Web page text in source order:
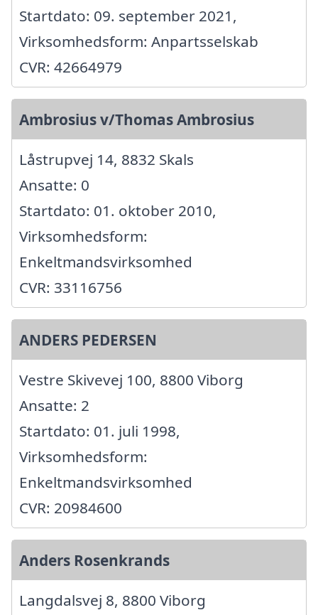
Startdato: 09. september 2021,
Virksomhedsform: Anpartsselskab
CVR: 42664979
Ambrosius v/Thomas Ambrosius
Låstrupvej 14, 8832 Skals
Ansatte: 0
Startdato: 01. oktober 2010,
Virksomhedsform:
Enkeltmandsvirksomhed
CVR: 33116756
ANDERS PEDERSEN
Vestre Skivevej 100, 8800 Viborg
Ansatte: 2
Startdato: 01. juli 1998,
Virksomhedsform:
Enkeltmandsvirksomhed
CVR: 20984600
Anders Rosenkrands
Langdalsvej 8, 8800 Viborg